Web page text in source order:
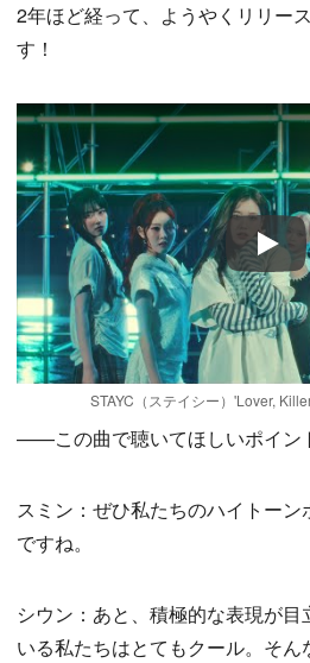
2年ほど経って、ようやくリリー
す！
Play
STAYC（ステイシー）'Lover,
——この曲で聴いてほしいポイン
スミン：ぜひ私たちのハイトー
ですね。
シウン：あと、積極的な表現が
いる私たちはとてもクール。そん